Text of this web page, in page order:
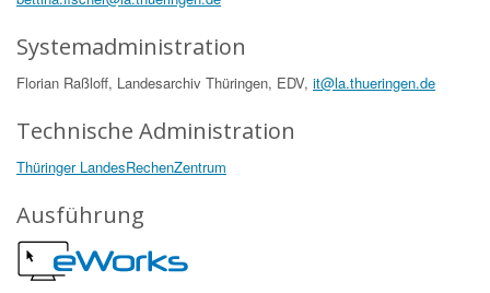
Systemadministration
Florian Raßloff, Landesarchiv Thüringen, EDV, it@la.thueringen.de
Technische Administration
Thüringer LandesRechenZentrum
Ausführung